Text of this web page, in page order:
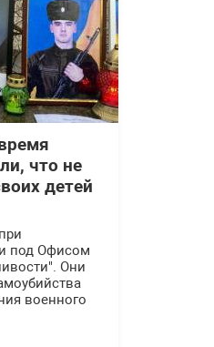
что не
детей
под Офисом
Они
военного